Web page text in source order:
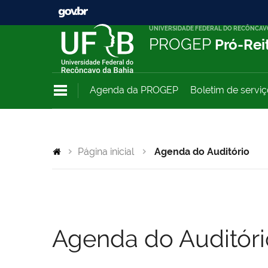
UNIVERSIDADE FEDERAL DO
PROGEP Pró-
Agenda da PROGEP Boletim de
Página inicial Agenda do Auditório
Agenda do